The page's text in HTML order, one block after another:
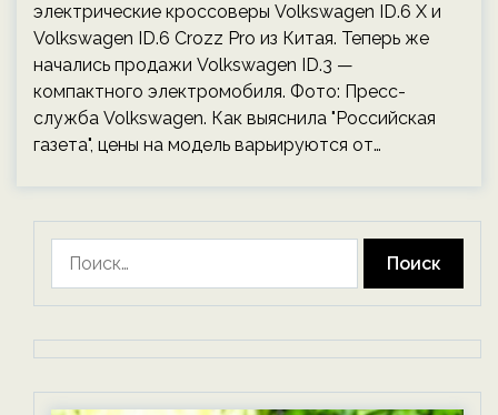
электрические кроссоверы Volkswagen ID.6 X и
Volkswagen ID.6 Crozz Pro из Китая. Теперь же
начались продажи Volkswagen ID.3 —
компактного электромобиля. Фото: Пресс-
служба Volkswagen. Как выяснила "Российская
газета", цены на модель варьируются от…